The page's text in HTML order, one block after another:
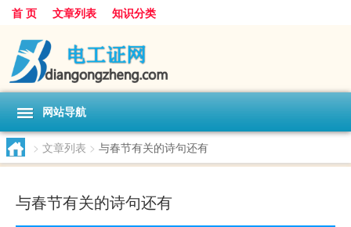
首 页 文章列表 知识分类
网站导航
> 文章列表 > 与春节有关的诗句还有
与春节有关的诗句还有